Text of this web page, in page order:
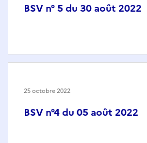
BSV n° 5 du 30 août 2022
BSV n°4 du 05 août 2022
25 octobre 2022